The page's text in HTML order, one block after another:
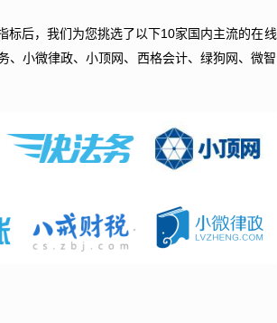
标后，我们为您挑选了以下10家国内主流的在线
、小微律政、小顶网、西格会计、绿狗网、微智